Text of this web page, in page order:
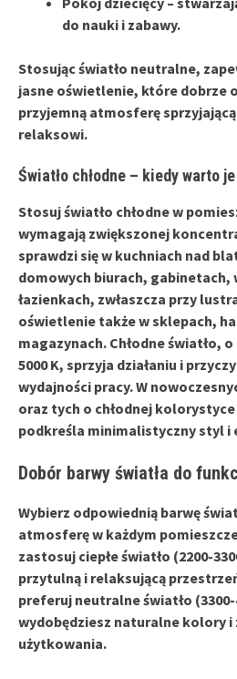
do nauki i zabawy.
Stosując światło neutralne,
jasne oświetlenie, które dobrze
przyjemną atmosferę
relaksowi.
Światło chłodne – kiedy warto
Stosujświatło chłodnew
wymagają zwiększonej
sprawdzi się w kuchniach nad
domowych biurach, gabinetach,
łazienkach, zwłaszcza przy
oświetlenie także wsklepach,
magazynach. Chłodne światło,
5000 K, sprzyja działaniu i
wydajności pracy. W
oraz tych o chłodnej
podkreśla minimalistyczny styl
Dobór barwy światła do
Wybierz odpowiednią barwę
atmosferę w każdym
zastosuj ciepłe światło (2200-
przytulną i relaksującą
preferuj neutralne światło
wydobędziesz naturalne kolory
użytkowania.